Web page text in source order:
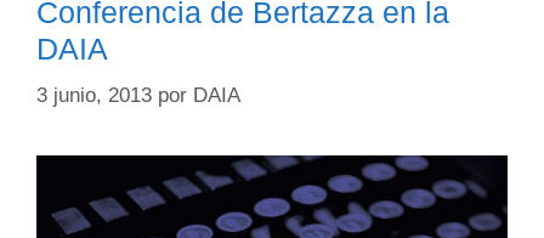
Conferencia de Bertazza en la
DAIA
3 junio, 2013 por DAIA